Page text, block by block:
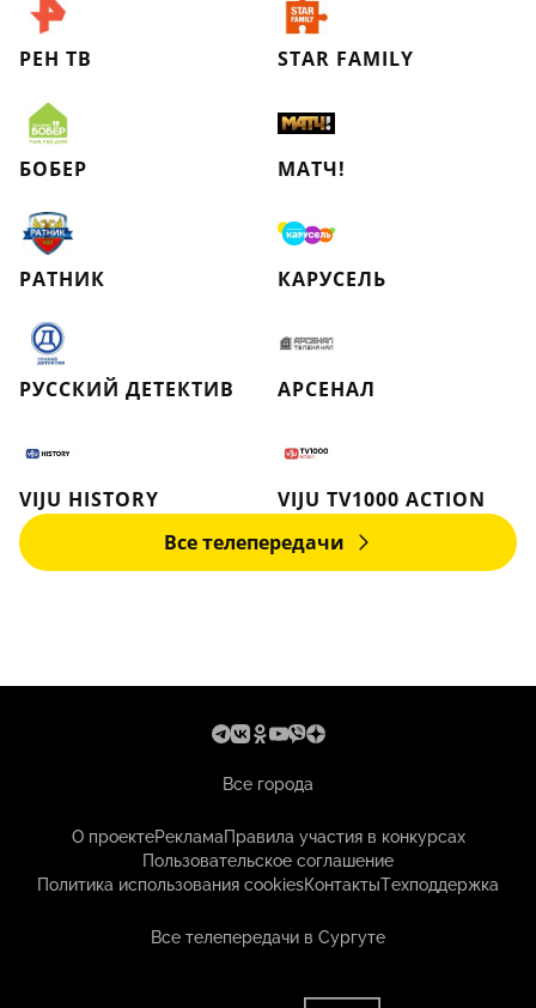
РЕН ТВ STAR FAMILY
БОБЕР МАТЧ!
РАТНИК КАРУСЕЛЬ
РУССКИЙ ДЕТЕКТИВ АРСЕНАЛ
VIJU HISTORY
VIJU TV1000 ACTION
Все телепередачи
Все города
О проектеРекламаПравила участия в конкурсах
Пользовательское соглашение
Политика использования cookiesКонтактыТехподдержка
Все телепередачи в Сургуте